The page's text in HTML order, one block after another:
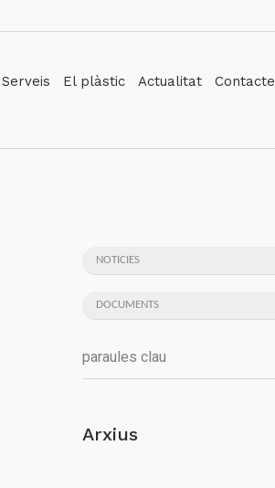
Serveis El plàstic Actualitat Contacte
NOTICIES
DOCUMENTS
Arxius